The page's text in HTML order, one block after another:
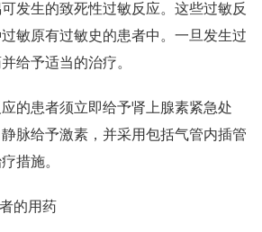
发生的致死性过敏反应。这些过敏反
敏原有过敏史的患者中。一旦发生过
给予适当的治疗。
的患者须立即给予肾上腺素紧急处
脉给予激素，并采用包括气管内插管
措施。
的用药